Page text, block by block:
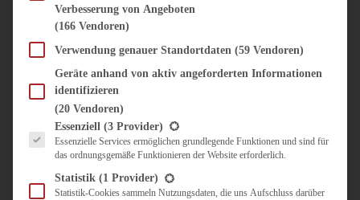
BROTAUFSTRICH
DIPS, SAUCEN, CHUTNEYS
KÜCHENGESCHENKE
UNTERWEGS
KULINARISCH UNTERWEGS
Verbesserung von Angeboten
(166 Vendoren)
Verwendung genauer Standortdaten (59 Vendoren)
Geräte anhand von aktiv angeforderten Informationen
identifizieren
(20 Vendoren)
Es folgt eine Liste der Service-Gruppen, für die eine Einwilligung erteilt werden
Essenziell (3 Provider)
Essenzielle Services ermöglichen grundlegende Funktionen und sind für
das ordnungsgemäße Funktionieren der Website erforderlich.
Statistik (1 Provider)
Statistik-Cookies sammeln Nutzungsdaten, die uns Aufschluss darüber